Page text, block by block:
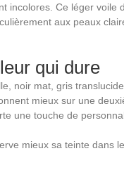
incolores. Ce léger voile
aux peaux
qui dure
noir mat, gris
mieux sur une
une touche de
mieux sa teinte dans